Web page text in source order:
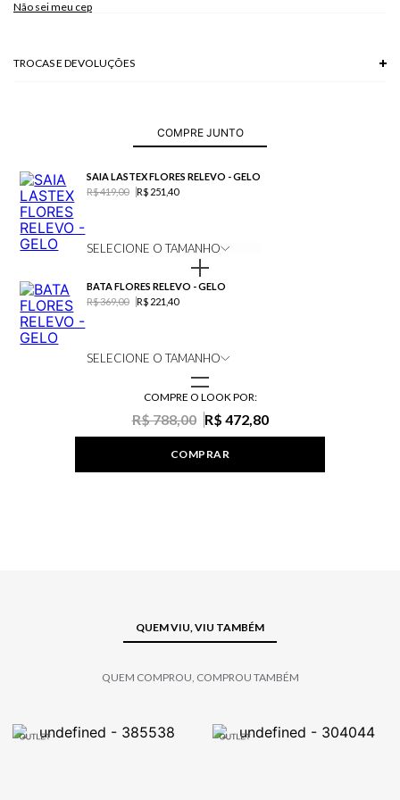
Não sei meu cep
TROCAS E DEVOLUÇÕES
COMPRE JUNTO
SAIA LASTEX FLORES RELEVO - GELO
R$ 419,00
R$ 251,40
SELECIONE O TAMANHO
BATA FLORES RELEVO - GELO
R$ 369,00
R$ 221,40
SELECIONE O TAMANHO
COMPRE O LOOK POR:
R$ 788,00 R$ 472,80
COMPRAR
QUEM VIU, VIU TAMBÉM
QUEM COMPROU, COMPROU TAMBÉM